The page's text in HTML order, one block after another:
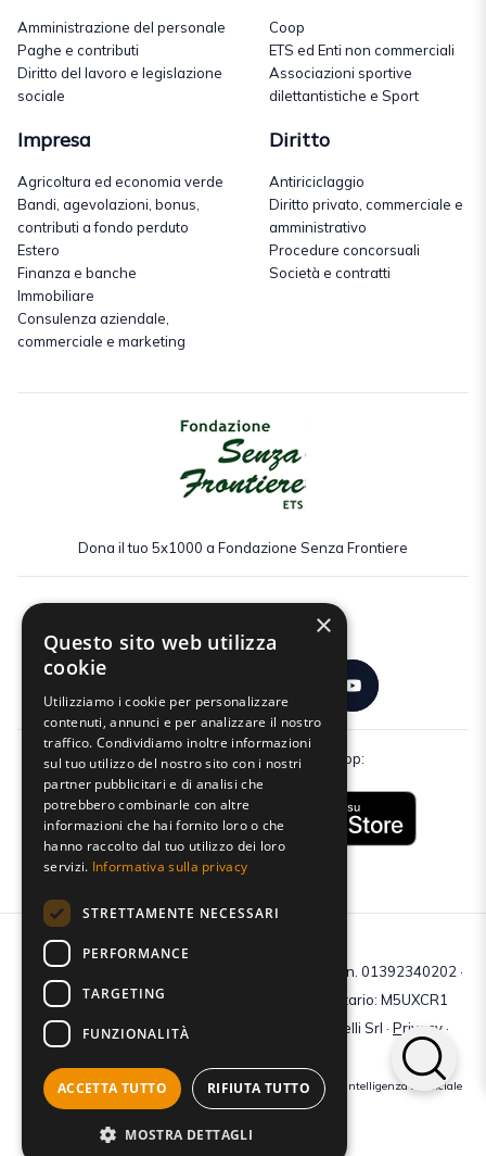
Amministrazione del personale
Paghe e contributi
Diritto del lavoro e legislazione
sociale
Coop
ETS ed Enti non commerciali
Associazioni sportive
dilettantistiche e Sport
Impresa
Agricoltura ed economia verde
Bandi, agevolazioni, bonus,
contributi a fondo perduto
Estero
Finanza e banche
Immobiliare
Consulenza aziendale,
commerciale e marketing
Diritto
Antiriciclaggio
Diritto privato, commerciale e
amministrativo
Procedure concorsuali
Società e contratti
Dona il tuo 5x1000 a Fondazione Senza Frontiere
Scarica gratuitamente la nostra app:
C.F e P.IVA: 01392340202 · Reg.Imp. di Mantova: n. 01392340202 ·
Capitale sociale € 210.400 i.v. · Codice destinatario: M5UXCR1
© 2026 Tutti i diritti riservati · Centro Studi Castelli Srl · Privacy·
Crediti immagini: bigstockphoto | generate tramite modelli di Intelligenza Artificiale
×
Questo sito web utilizza
cookie
Utilizziamo i cookie per personalizzare
contenuti, annunci e per analizzare il nostro
traffico. Condividiamo inoltre informazioni
sul tuo utilizzo del nostro sito con i nostri
partner pubblicitari e di analisi che
potrebbero combinarle con altre
informazioni che hai fornito loro o che
hanno raccolto dal tuo utilizzo dei loro
servizi. Informativa sulla privacy
STRETTAMENTE NECESSARI
PERFORMANCE
TARGETING
FUNZIONALITÀ
ACCETTA TUTTO RIFIUTA TUTTO
MOSTRA DETTAGLI